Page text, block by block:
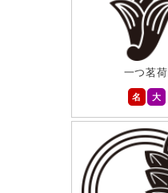
一つ茗荷
名
大